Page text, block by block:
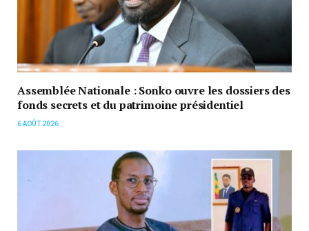
Assemblée Nationale : Sonko ouvre les dossiers des
fonds secrets et du patrimoine présidentiel
6 AOÛT 2026